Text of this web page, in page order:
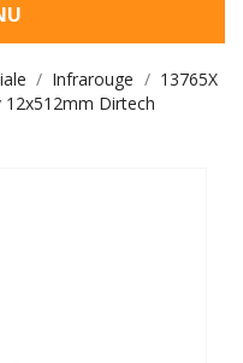
Infrarouge
13765X
Dirtech